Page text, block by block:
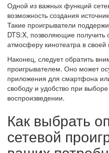
Одной из важных функций
возможность создания
Такие проигрыватели
DTS:X, позволяющие получить
атмосферу кинотеатра в своей
Наконец, следует обратить
проигрывателем. Оно может
приложения для смартфона
свободу и удобство при выборе
воспроизведении.
Как выбрать
сетевой